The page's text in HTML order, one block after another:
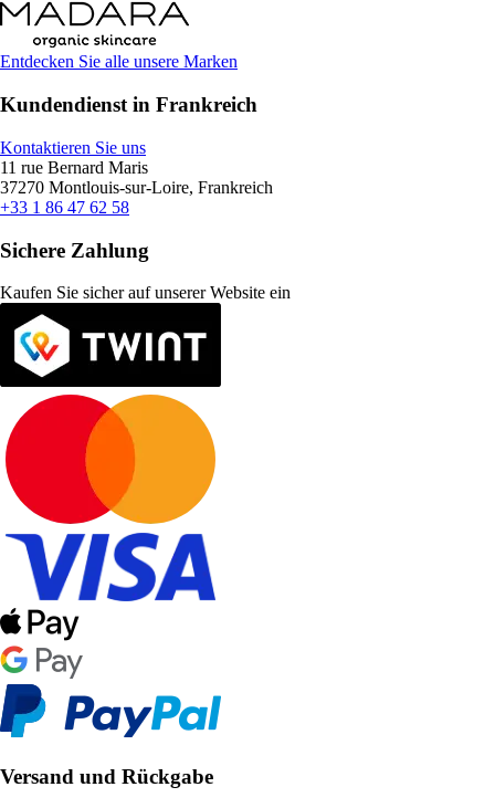
Entdecken Sie alle unsere Marken
Kundendienst in Frankreich
Kontaktieren Sie uns
11 rue Bernard Maris
37270 Montlouis-sur-Loire, Frankreich
+33 1 86 47 62 58
Sichere Zahlung
Kaufen Sie sicher auf unserer Website ein
Versand und Rückgabe